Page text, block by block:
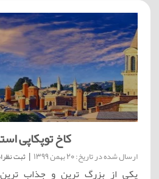
کاخ توپکاپی
ارسال شده در تاریخ: 20 بهمن 1399 | ثبت
یکی از بزرگ ترین و جذاب